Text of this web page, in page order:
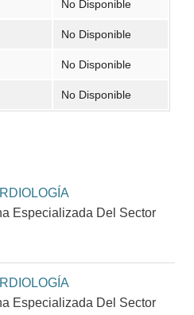
No Disponible
No Disponible
No Disponible
No Disponible
Especializada Del Sector
Especializada Del Sector